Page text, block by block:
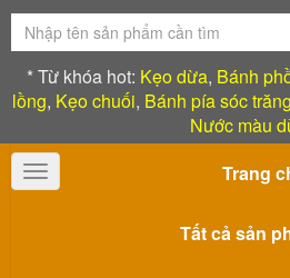
* Từ khóa hot: Kẹo dừa, Bánh
lồng, Kẹo chuối, Bánh pía sóc trăng
Nước màu
Toggle
navigation
Trang
Tất cả sản